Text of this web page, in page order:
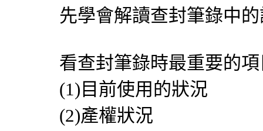
先學會解讀查封筆錄中
看查封筆錄時最重要的
(1)目前使用的狀況
(2)產權狀況